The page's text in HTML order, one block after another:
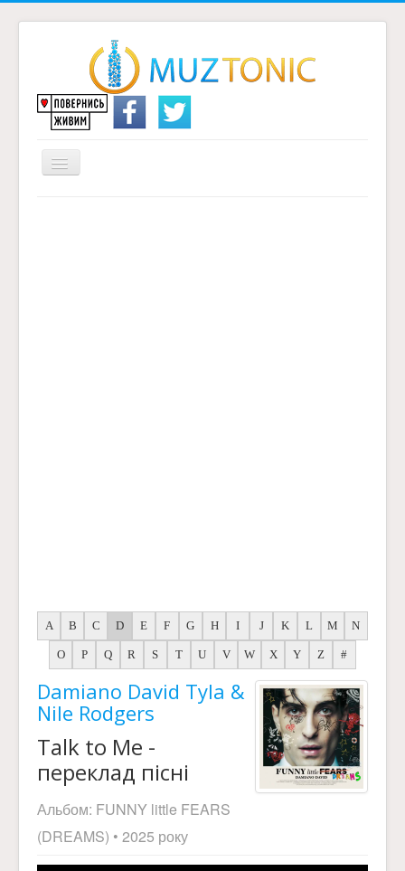
Перемикач
навігації
A B C D E F G H I J K L M N
O P Q R S T U V W X Y Z #
Damiano David Tyla &
Nile Rodgers
Talk to Me -
переклад пісні
Альбом: FUNNY little FEARS
(DREAMS) • 2025 року